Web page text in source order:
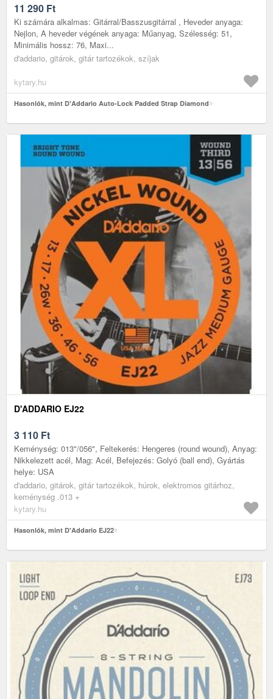
11 290 Ft
Ki számára alkalmas: Gitárral/Basszusgitárral , Heveder anyaga:
Nejlon, A heveder végének anyaga: Műanyag, Szélesség: 51,
Minimális hossz: 76, Maxi...
d'addario, gitárok, gitár tartozékok, szíjak
kytary.hu
Hasonlók, mint D'Addario Auto-Lock Padded Strap Diamond
D'ADDARIO EJ22
3 110 Ft
Keménység: 013"/056", Feltekerés: Hengeres (round wound), Anyag:
Nikkelezett acél, Mag: Acél, Befejezés: Golyó (ball end), Gyártás
helye: USA
d'addario, gitárok, gitár tartozékok, húrok, elektromos gitárhoz,
keménység .013 +
kytary.hu
Hasonlók, mint D'Addario EJ22